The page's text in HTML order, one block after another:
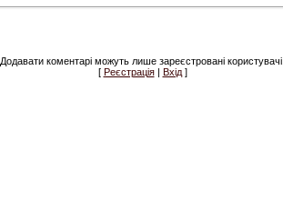
Додавати коментарі можуть лише зареєстровані користувачі.
[ Реєстрація| Вхід]